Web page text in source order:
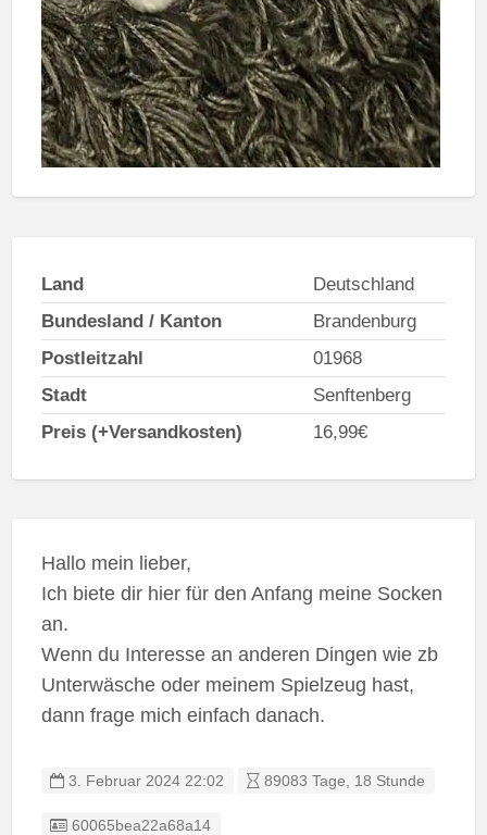
Land
Deutschland
Bundesland / Kanton
Brandenburg
Postleitzahl
01968
Stadt
Senftenberg
Preis (+Versandkosten)
16,99€
Hallo mein lieber,
Ich biete dir hier für den Anfang meine Socken
an.
Wenn du Interesse an anderen Dingen wie zb
Unterwäsche oder meinem Spielzeug hast,
dann frage mich einfach danach.
3. Februar 2024 22:02 89083 Tage, 18 Stunde
Listing ID
60065bea22a68a14